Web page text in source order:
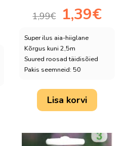
1,99€
Algne
hind
1,99€.
1,39€hind
Super ilus aia-hiiglane
Kõrgus kuni 2,5m
Suured roosad täidisõied
Pakis seemneid: 50
Lisa korvi